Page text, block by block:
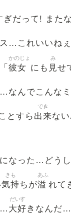
ぎだって! また
ス…これいいね
彼女
かのじょ
にも 見
み
せ
なんでこんな
とすら 出来
でき
な
なった…どう
気持
きも
ちが溢
あふ
れて
… 大好
だいす
きなんだ